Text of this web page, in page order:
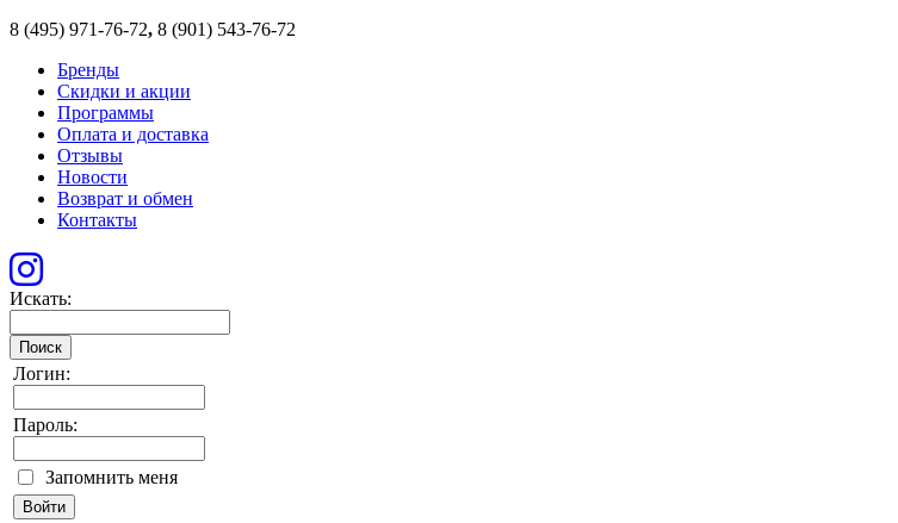
8 (495) 971-76-72, 8 (901) 543-76-72
Бренды
Скидки и акции
Программы
Оплата и доставка
Отзывы
Новости
Возврат и обмен
Контакты
Искать:
Поиск
Логин:
Пароль:
Запомнить меня